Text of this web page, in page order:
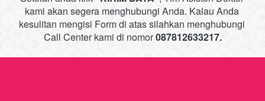
kami akan segera menghubungi Anda. Kalau Anda
kesulitan mengisi Form di atas silahkan menghubungi
Call Center kami di nomor 087812633217.